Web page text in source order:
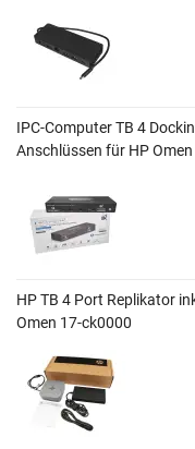
IPC-Computer TB 4
Anschlüssen für HP
HP TB 4 Port Replikator
Omen 17-ck0000